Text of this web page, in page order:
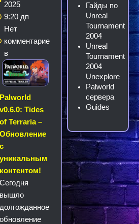
2025
9:20 дп
Нет
комментарие
в
Palworld
v0.6.0: Tides
of Terraria –
Обновление
с
уникальным
контентом!
Сегодня
вышло
долгожданное
обновление
Гайды по
Unreal
Tournament
2004
Unreal
Tournament
2004
Unexplore
Palworld
сервера
Guides